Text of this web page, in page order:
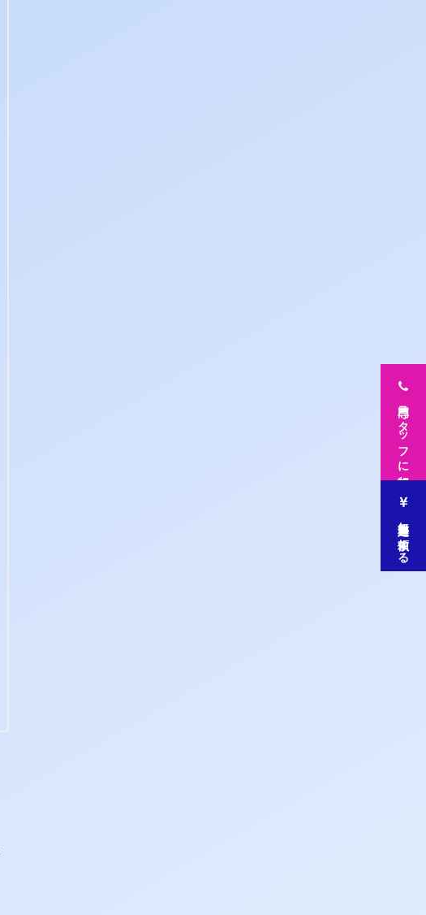
専門スタッフに相談
無料査定を依頼する